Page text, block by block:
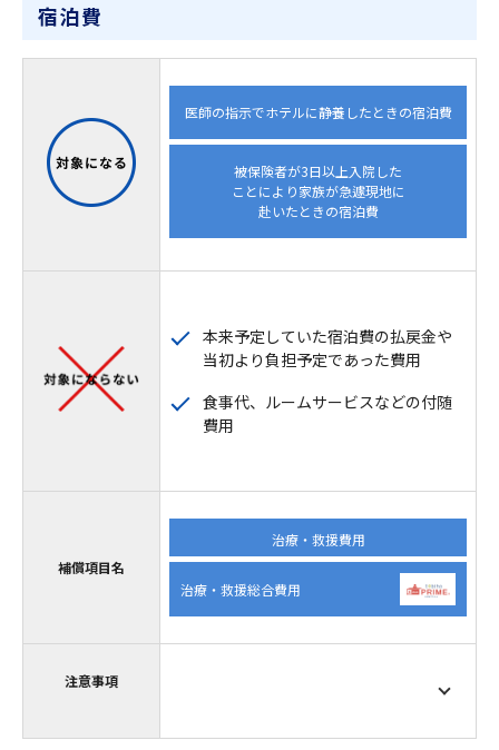
宿泊費
医師の指示でホテルに静養したときの宿泊費
被保険者が3日以上入院した
ことにより家族が急遽現地に
赴いたときの宿泊費
本来予定していた宿泊費の払戻金や
当初より負担予定であった費用
食事代、ルームサービスなどの付随
費用
補償項目名
治療・救援費用
治療・救援総合費用
注意事項